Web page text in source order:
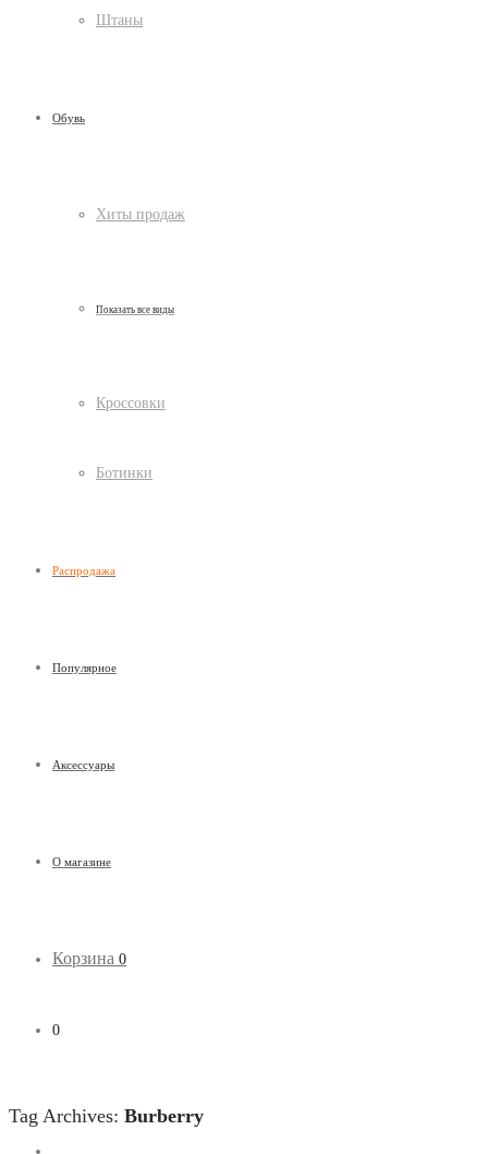
Штаны
Обувь
Хиты продаж
Показать все виды
Кроссовки
Ботинки
Распродажа
Популярное
Аксессуары
О магазине
Корзина 0
0
Tag Archives: Burberry